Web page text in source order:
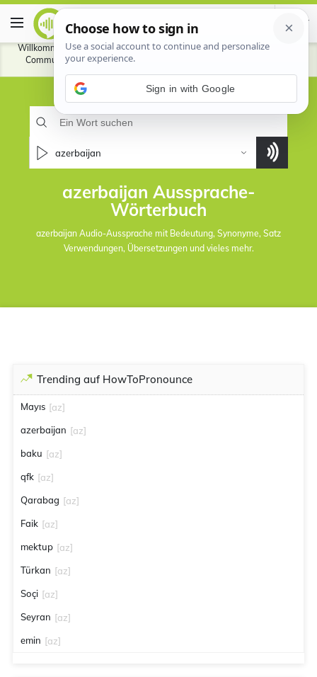
Willkommen beim HowToPronounce-Wörterbuch.Beitragenum unserer
Community zu helfen, die von Ihnen gesprochenen Sprachen besser
azerbaijan
azerbaijan Aussprache-
Wörterbuch
azerbaijan Audio-Aussprache mit Bedeutung, Synonyme, Satz
Verwendungen, Übersetzungen und vieles mehr.
Trending auf HowToPronounce
Mayıs [az]
azerbaijan [az]
baku [az]
qfk [az]
Qarabag [az]
Faik [az]
mektup [az]
Türkan [az]
Soçi [az]
Seyran [az]
emin [az]